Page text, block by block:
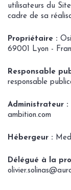
utilisateurs du
cadre de sa
Propriétaire :
69001 Lyon -
Responsable
responsable
Administrateur :
ambition.com
Hébergeur :
Délégué à la